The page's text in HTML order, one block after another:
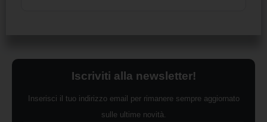
Iscriviti alla newsletter!
Inserisci il tuo indirizzo email per rimanere sempre aggiornato
sulle ultime novità.